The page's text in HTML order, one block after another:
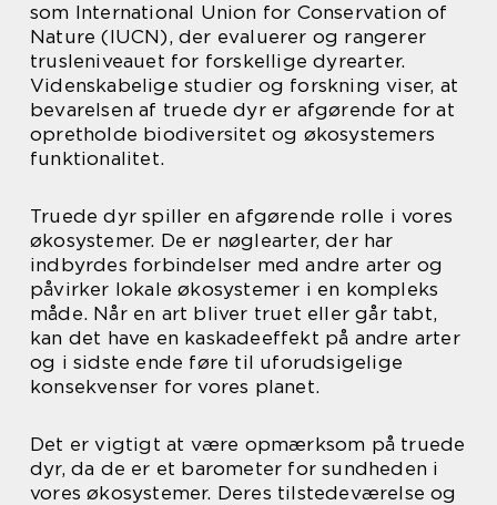
som International Union for Conservation of
Nature (IUCN), der evaluerer og rangerer
trusleniveauet for forskellige dyrearter.
Videnskabelige studier og forskning viser, at
bevarelsen af truede dyr er afgørende for at
opretholde biodiversitet og økosystemers
funktionalitet.
Truede dyr spiller en afgørende rolle i vores
økosystemer. De er nøglearter, der har
indbyrdes forbindelser med andre arter og
påvirker lokale økosystemer i en kompleks
måde. Når en art bliver truet eller går tabt,
kan det have en kaskadeeffekt på andre arter
og i sidste ende føre til uforudsigelige
konsekvenser for vores planet.
Det er vigtigt at være opmærksom på truede
dyr, da de er et barometer for sundheden i
vores økosystemer. Deres tilstedeværelse og